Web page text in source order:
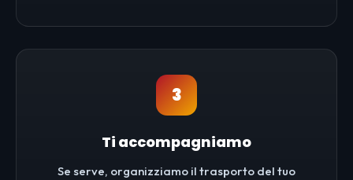
3
Ti accompagniamo
Se serve, organizziamo il trasporto del tuo